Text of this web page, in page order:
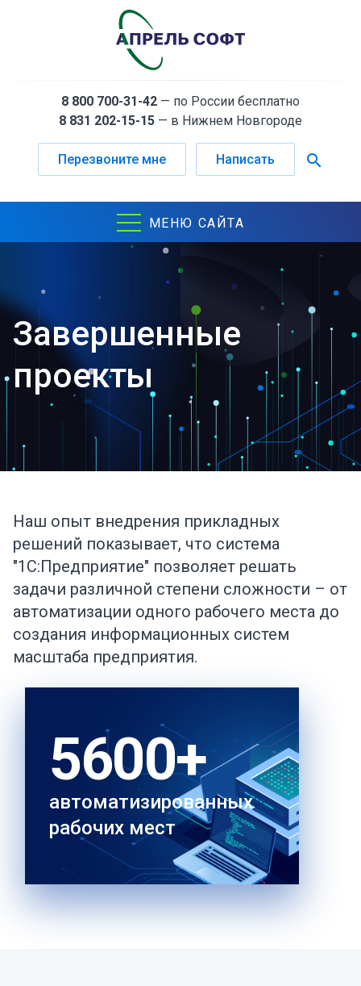
8 800 700-31-42 — по России бесплатно
8 831 202-15-15 — в Нижнем Новгороде
Перезвоните мне Написать search
МЕНЮ САЙТА
Завершенные
проекты
Наш опыт внедрения прикладных
решений показывает, что система
"1С:Предприятие" позволяет решать
задачи различной степени сложности – от
автоматизации одного рабочего места до
создания информационных систем
масштаба предприятия.
5600+
автоматизированных
рабочих мест